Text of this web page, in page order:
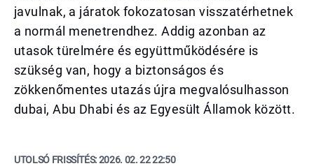
javulnak, a járatok fokozatosan visszatérhetnek
a normál menetrendhez. Addig azonban az
utasok türelmére és együttműködésére is
szükség van, hogy a biztonságos és
zökkenőmentes utazás újra megvalósulhasson
dubai, Abu Dhabi és az Egyesült Államok között.
UTOLSÓ FRISSÍTÉS:2026. 02. 22 22:50